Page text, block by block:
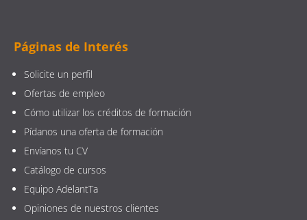
Páginas de Interés
Solicite un perfil
Ofertas de empleo
Cómo utilizar los créditos de formación
Pídanos una oferta de formación
Envíanos tu CV
Catálogo de cursos
Equipo AdelantTa
Opiniones de nuestros clientes